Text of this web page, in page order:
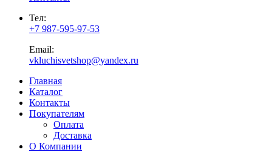
Тел:
+7 987-595-97-53
Email:
vkluchisvetshop@yandex.ru
Главная
Каталог
Контакты
Покупателям
Оплата
Доставка
О Компании